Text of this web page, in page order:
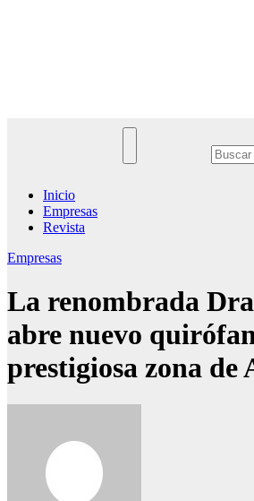
Inicio
Empresas
Revista
Empresas
La renombrada
abre nuevo
prestigiosa zona de